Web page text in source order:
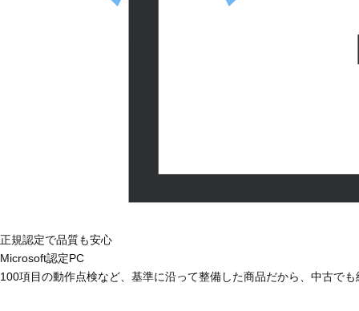
正規認定で品質も安心
Microsoft認定PC
100項目の動作点検など、基準に沿って整備した商品だから、中古で